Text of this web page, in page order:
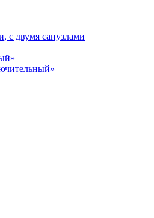
с двумя санузлами